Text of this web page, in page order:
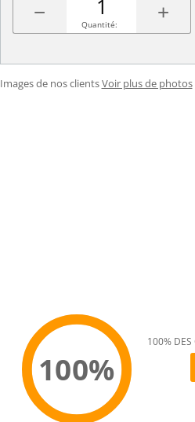
− +
Quantité:
Images de nos clientsVoir plus de photos
100%
100% DES